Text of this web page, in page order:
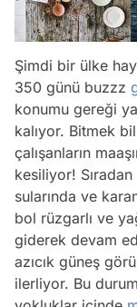
Şimdi bir ülke
350 günü buzzz
konumu gereği
kalıyor. Bitmek
çalışanların
kesiliyor!
sularında ve
bol rüzgarlı ve
giderek devam
azıcık güneş
ilerliyor. Bu